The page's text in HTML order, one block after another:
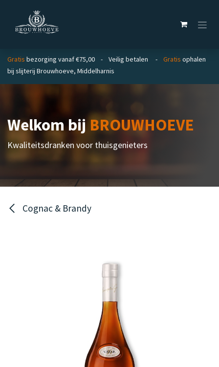
Gratis bezorging vanaf €75,00 - Veilig betalen - Gratis ophalen
bij slijterij Brouwhoeve, Middelharnis
Welkom bijBROUWHOEVE
Kwaliteitsdranken voor thuisgenieters
Cognac & Brandy